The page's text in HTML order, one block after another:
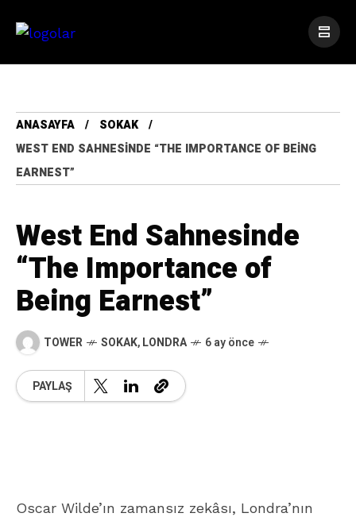
ANASAYFA
SOKAK
WEST END SAHNESINDE “THE IMPORTANCE OF BEING
EARNEST”
West End Sahnesinde
“The Importance of
Being Earnest”
TOWER SOKAK,LONDRA 6 ay önce
PAYLAŞ
Oscar Wilde’ın zamansız zekâsı, Londra’nın